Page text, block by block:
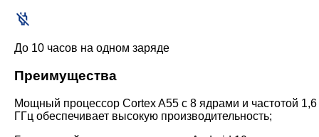
До 10 часов на одном заряде
Преимущества
Мощный процессор Cortex A55 с 8 ядрами и частотой 1,6
ГГц обеспечивает высокую производительность;